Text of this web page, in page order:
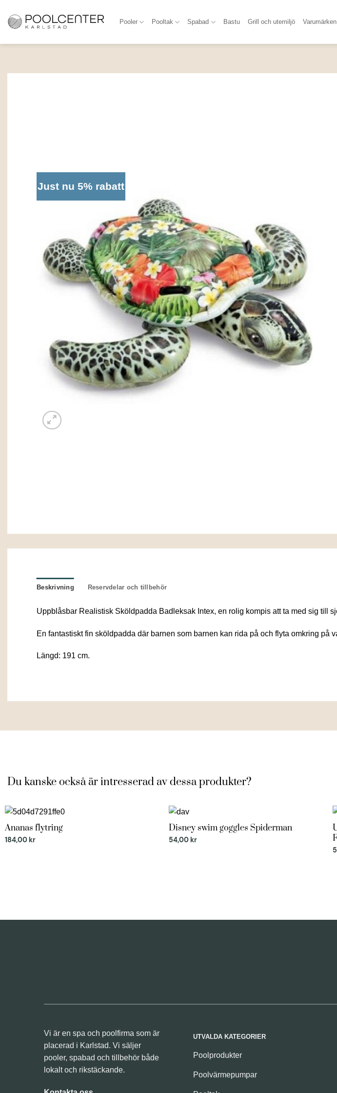
content
Pooler Pooltak Spabad Bastu Grill och utemiljö Varumärken
Just nu 5% rabatt
Beskrivning Reservdelar och tillbehör
Uppblåsbar Realistisk Sköldpadda Badleksak Intex, en rolig kompis att ta med sig till
En fantastiskt fin sköldpadda där barnen som barnen kan rida på och flyta omkring på
Längd: 191 cm.
Du kanske också är intresserad av dessa produkter?
Just nu 8% rabatt
Ananas flytring
184,00 kr
Just nu 22% rabatt
Disney swim goggles Spiderman
54,00 kr
Vi är en spa och poolfirma som är
placerad i Karlstad. Vi säljer
pooler, spabad och tillbehör både
lokalt och rikstäckande.
UTVALDA KATEGORIER
Poolprodukter
Poolvärmepumpar